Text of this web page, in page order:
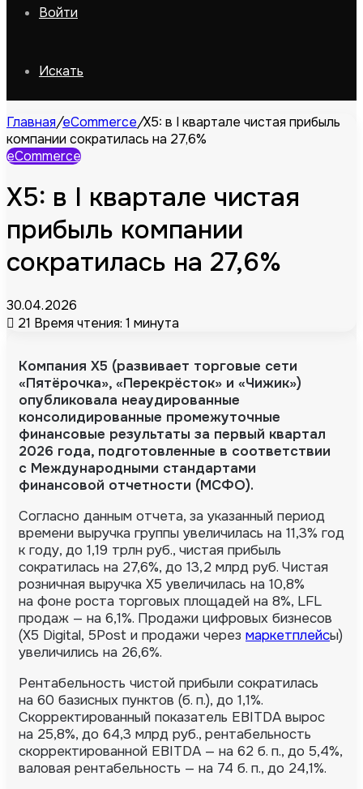
Войти
Искать
Главная/eCommerce/X5: в I квартале чистая прибыль
компании сократилась на 27,6%
eCommerce
X5: в I квартале чистая
прибыль компании
сократилась на 27,6%
30.04.2026
21 Время чтения: 1 минута
Компания X5 (развивает торговые сети
«Пятёрочка», «Перекрёсток» и «Чижик»)
опубликовала неаудированные
консолидированные промежуточные
финансовые результаты за первый квартал
2026 года, подготовленные в соответствии
с Международными стандартами
финансовой отчетности (МСФО).
Согласно данным отчета, за указанный период
времени выручка группы увеличилась на 11,3% год
к году, до 1,19 трлн руб., чистая прибыль
сократилась на 27,6%, до 13,2 млрд руб. Чистая
розничная выручка Х5 увеличилась на 10,8%
на фоне роста торговых площадей на 8%, LFL
продаж — на 6,1%. Продажи цифровых бизнесов
(X5 Digital, 5Post и продажи через маркетплейсы)
увеличились на 26,6%.
Рентабельность чистой прибыли сократилась
на 60 базисных пунктов (б. п.), до 1,1%.
Скорректированный показатель EBITDA вырос
на 25,8%, до 64,3 млрд руб., рентабельность
скорректированной EBITDA — на 62 б. п., до 5,4%,
валовая рентабельность — на 74 б. п., до 24,1%.